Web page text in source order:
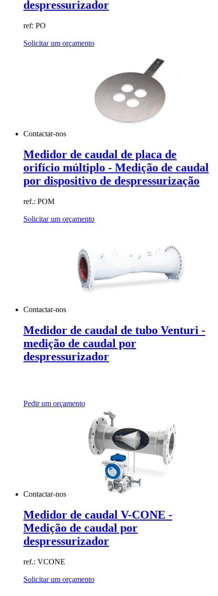
despressurizador
ref: PO
Solicitar um orçamento
Contactar-nos
Medidor de caudal de placa de
orifício múltiplo - Medição de caudal
por dispositivo de despressurização
ref.: POM
Solicitar um orçamento
Contactar-nos
Medidor de caudal de tubo Venturi -
medição de caudal por
despressurizador
Pedir um orçamento
Contactar-nos
Medidor de caudal V-CONE -
Medição de caudal por
despressurizador
ref.: VCONE
Solicitar um orçamento